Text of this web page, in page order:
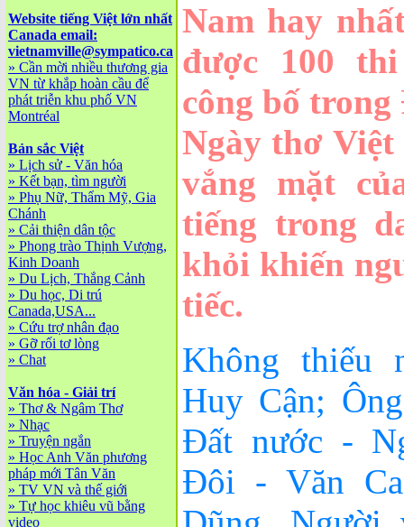
Website tiếng Việt lớn nhất
Canada email:
vietnamville@sympatico.ca
» Cần mời nhiều thương gia
VN từ khắp hoàn cầu để
phát triễn khu phố VN
Montréal
Bản sắc Việt
» Lịch sử - Văn hóa
» Kết bạn, tìm người
» Phụ Nữ, Thẩm Mỹ, Gia
Chánh
» Cải thiện dân tộc
» Phong trào Thịnh Vượng,
Kinh Doanh
» Du Lịch, Thắng Cảnh
» Du học, Di trú
Canada,USA...
» Cứu trợ nhân đạo
» Gỡ rối tơ lòng
» Chat
Văn hóa - Giải trí
» Thơ & Ngâm Thơ
» Nhạc
» Truyện ngắn
» Học Anh Văn phương
pháp mới Tân Văn
» TV VN và thế giới
» Tự học khiêu vũ bằng
video
Nam hay
được 100
công bố trong
Ngày thơ Việt
vắng mặt
tiếng trong
khỏi khiến
tiếc.
Không thiếu
Huy Cận;
Đất nước -
Đôi - Văn